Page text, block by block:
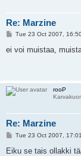
Re: Marzine
P
s
Tue 23 Oct 2007,
ei voi muistaa,
rooP
Re: Marzine
P
s
Tue 23 Oct 2007, 17:01
Eiku se tais ollakki